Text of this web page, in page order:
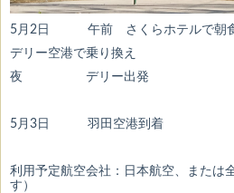
5月2日 午前 さくらホテルで朝食
デリー空港で乗り換え
夜 デリー出発
5月3日 羽田空港到着
利用予定航空会社：日本航空、または
す）